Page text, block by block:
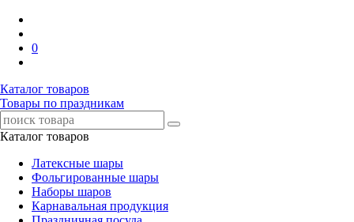
0
Каталог товаров
Товары по праздникам
Каталог товаров
Латексные шары
Фольгированные шары
Наборы шаров
Карнавальная продукция